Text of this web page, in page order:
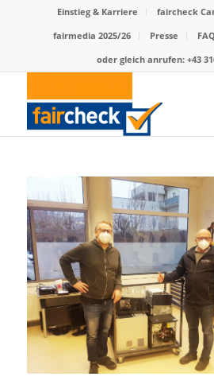
Einstieg & Karriere faircheck
fairmedia 2025/26
Presse FAQ
oder gleich anrufen: +43